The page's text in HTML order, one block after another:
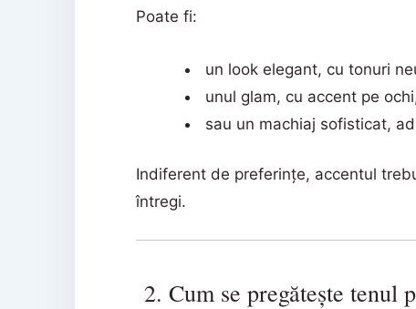
Poate fi:
un look elegant, cu tonuri
unul glam, cu accent pe
sau un machiaj sofisticat,
Indiferent de preferințe, accentul
întregi.
2. Cum se pregătește tenul